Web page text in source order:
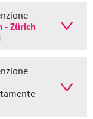
- Zürich